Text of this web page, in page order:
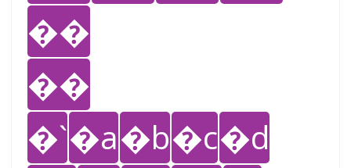
��
��
�`�a�b�c�d